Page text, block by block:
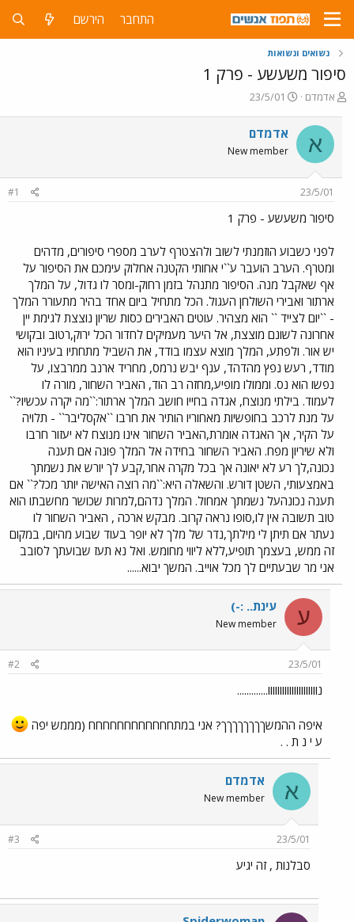
התחבר הירשם
נשואים ונשואות
סיפור משעשע - פרק 1
פ
ח
ה
ו
ש
אדמדם
פ
ס
ם
ת
י
23/5/01
א אדמדם
New member
23/5/01
#1
סיפור משעשע - פרק 1
לפני כשבוע הוזמנתי לשוב ולהצטרף לערב מספרי סיפורים, מדהים
ומטרף. הערב הועבר ע``י אחותי הקטנה אחלוק עימכם את הסיפור על
אף שאקבל מנה. הסיפור מתנהל בזמן רחוק-ומסר לו גדול, על המלך
ארתור ואבירי השולחן העגול. הכל מתחיל ביום אחד בהיר מתעורר המלך
- ``יום לצייד `` הוא מצהיר. עוטים האבירים כסות שריון נוצצת לגימת יין
אחרונה לשונם מוצצת, אל היער מעמיקים לחדור הכל ירוק,רטוב ובקושי
יש אור. ולפתע, המלך מוצא עצמו בודד, את השביל מתחתיו בעיניו הוא
מודד, רעש נפץ מהדהד, ענף יבש נרמס, מחריד ארנב ממרבצו, על
נפשו הוא נס. וממולו מופיע,מחזה רב הוד, האביר השחור, מורה לו
לעמוד. בילתי מנוצח, אגדה בחייו חושב המלך ארתור:``מה יקרה עכשיו?``
על מנת לרכב בחופשיות מאחוריו הותיר את חרבו ``אקסליבר`` - תלויה
על הקיר, אך האגדה אומרת,האביר השחור אינו מנוצח לא יעזור חרבו
ולא שיריון מפח. האביר השחור בחידה אל המלך פונה אם תענה
נכונה,לך רע לא יאונה אך בכל מקרה אחר,קבע לך יורש את נשמתך
באמצעותי, השטן דורש. והשאלה היא:``מה רוצה האישה יותר מכל?`` אם
תענה נכונהעל נשמתך אמחול. המלך נדהם,למרות שכושר מחשבתו הוא
טוב תשובה אין לו,סופו נראה קרוב. מבקש ארכה , האביר השחור לו
נעתר אם תיתן לי מילתך,נדר של מלך לא יופר בעוד שבוע מהיום, במקום
זה ממש, בעצמך תופיע,ללא ליווי מחומש. ואל נא תעז שבועתך לסובב
אני מר שבעתיים לך מכל אוייב. המשך יבוא......
ע עינת.. :-)
New member
23/5/01
#2
נווווווווווווווווווווו.............
איפה ההמשךךךךךךךך? אני במתחחחחחחחחחחחח (מממש יפה
ע י נ ת . .
א אדמדם
New member
23/5/01
#3
סבלנות , זה יגיע